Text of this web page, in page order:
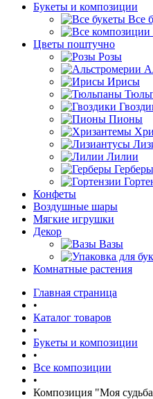
Букеты и композиции
Все
Цветы поштучно
Розы
Ирисы
Пионы
Лилии
Герберы
Конфеты
Воздушные шары
Мягкие игрушки
Декор
Вазы
Комнатные растения
Главная страница
•
Каталог товаров
•
Букеты и композиции
•
Все композиции
•
Композиция "Моя